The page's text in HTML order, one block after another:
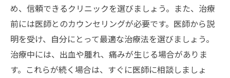
め、信頼できるクリニックを選びましょう。また、治療
前には医師とのカウンセリングが必要です。医師から説
明を受け、自分にとって最適な治療法を選びましょう。
治療中には、出血や腫れ、痛みが生じる場合がありま
す。これらが続く場合は、すぐに医師に相談しましょ